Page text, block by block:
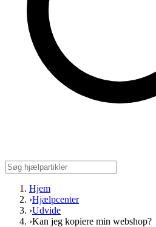
Hjem
›Hjælpcenter
›Udvide
›Kan jeg kopiere min webshop?